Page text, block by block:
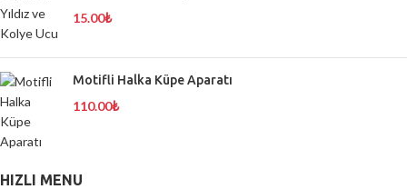
15.00₺
Motifli Halka Küpe Aparatı
110.00₺
HIZLI MENU